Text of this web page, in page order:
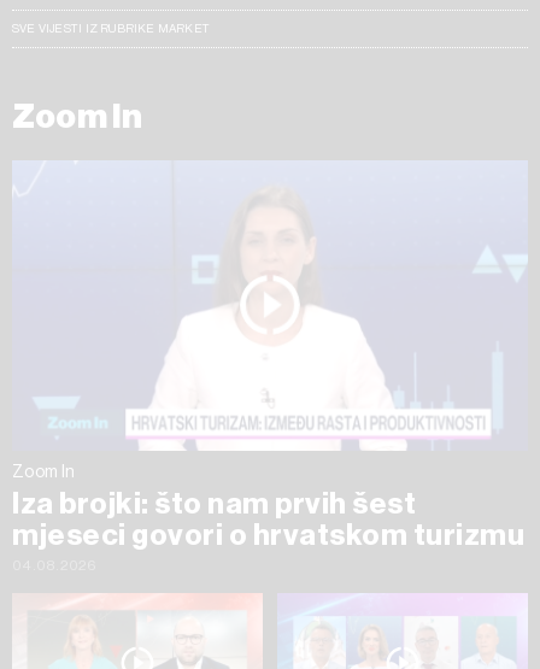
SVE VIJESTI IZ RUBRIKE MARKET
Zoom In
Zoom In
Iza brojki: što nam prvih šest
mjeseci govori o hrvatskom turizmu